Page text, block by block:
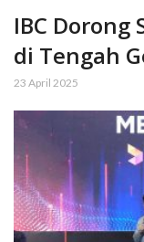
IBC
di Tengah
23 April 2025